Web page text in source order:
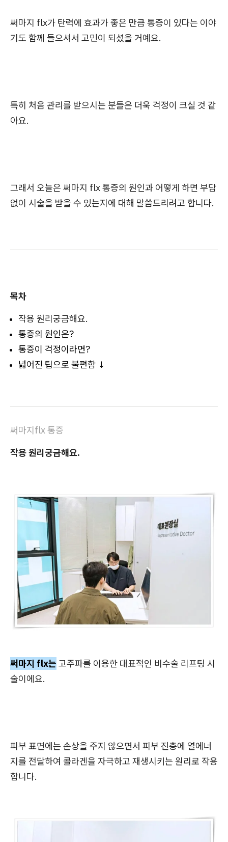
써마지 flx가 탄력에 효과가 좋은 만큼 통증이 있다는 이야
기도 함께 들으셔서 고민이 되셨을 거예요.
특히 처음 관리를 받으시는 분들은 더욱 걱정이 크실 것 같
아요.
그래서 오늘은 써마지 flx 통증의 원인과 어떻게 하면 부담
없이 시술을 받을 수 있는지에 대해 말씀드리려고 합니다.
목차
작용 원리궁금해요.
통증의 원인은?
통증이 걱정이라면?
넓어진 팁으로 불편함 ↓
써마지flx 통증
작용 원리궁금해요.
써마지 flx는 고주파를 이용한 대표적인 비수술 리프팅 시
술이에요.
피부 표면에는 손상을 주지 않으면서 피부 진층에 열에너
지를 전달하여 콜라겐을 자극하고 재생시키는 원리로 작용
합니다.